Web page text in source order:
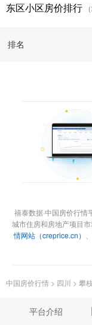
东区小区房价排行
排名
禧泰数据·中国房价行
城市住房和房地产项目
情网站（creprice.cn）
中国房价行情 > 四川 > 攀
平台介绍